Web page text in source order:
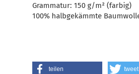
Grammatur: 150 g/m² (farbig)
100% halbgekämmte
teilen tweet